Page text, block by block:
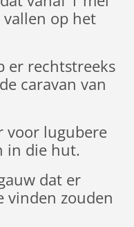
op het
er rechtstreeks
caravan van
voor lugubere
in die hut.
dat er
vinden zouden